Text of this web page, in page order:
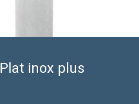
inox plus